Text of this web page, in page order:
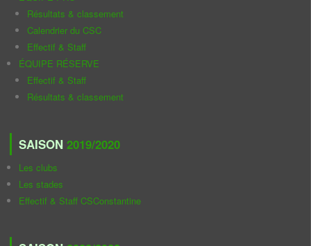
Résultats & classement
Calendrier du CSC
Effectif & Staff
ÉQUIPE RÉSERVE
Effectif & Staff
Résultats & classement
SAISON 2019/2020
Les clubs
Les stades
Effectif & Staff CSConstantine